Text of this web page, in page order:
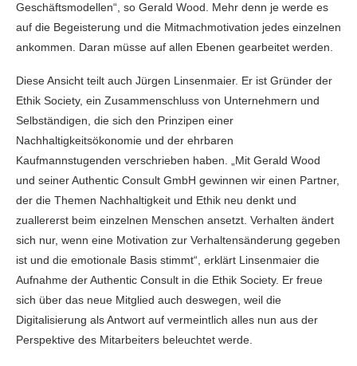
Geschäftsmodellen“, so Gerald Wood. Mehr denn je werde es
auf die Begeisterung und die Mitmachmotivation jedes einzelnen
ankommen. Daran müsse auf allen Ebenen gearbeitet werden.
Diese Ansicht teilt auch Jürgen Linsenmaier. Er ist Gründer der
Ethik Society, ein Zusammenschluss von Unternehmern und
Selbständigen, die sich den Prinzipen einer
Nachhaltigkeitsökonomie und der ehrbaren
Kaufmannstugenden verschrieben haben. „Mit Gerald Wood
und seiner Authentic Consult GmbH gewinnen wir einen Partner,
der die Themen Nachhaltigkeit und Ethik neu denkt und
zuallererst beim einzelnen Menschen ansetzt. Verhalten ändert
sich nur, wenn eine Motivation zur Verhaltensänderung gegeben
ist und die emotionale Basis stimmt“, erklärt Linsenmaier die
Aufnahme der Authentic Consult in die Ethik Society. Er freue
sich über das neue Mitglied auch deswegen, weil die
Digitalisierung als Antwort auf vermeintlich alles nun aus der
Perspektive des Mitarbeiters beleuchtet werde.